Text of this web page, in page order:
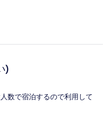
)
数で宿泊するので利用して